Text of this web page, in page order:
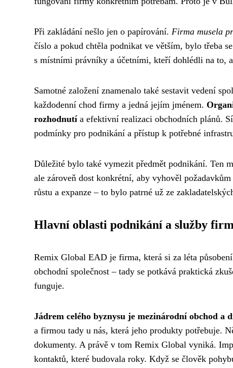
Při zakládání nešlo jen o papírování. Firma musela
číslo a pokud chtěla podnikat ve větším, bylo třeba
s místními právníky a účetními, kteří dohlédli na to,
Samotné založení znamenalo také sestavit vedení
každodenní chod firmy a jedná jejím jménem.
rozhodnutía efektivní realizaci obchodních plánů.
podmínky pro podnikání a přístup k potřebné
Důležité bylo také vymezit předmět podnikání. Ten
ale zároveň dost konkrétní, aby vyhověl
růstu a expanze – to bylo patrné už ze
Hlavní oblasti podnikání a služby
Remix Global EAD je firma, která si za léta
obchodní společnost – tady se potkává praktická
funguje.
Jádrem celého byznysu je mezinárodní obchod a
a firmou tady u nás, která jeho produkty potřebuje.
dokumenty. A právě v tom Remix Global vyniká.
kontaktů, které budovala roky. Když se člověk